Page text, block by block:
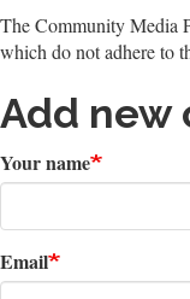
The Community Media
which do not adhere to
Add new
Your name
Email